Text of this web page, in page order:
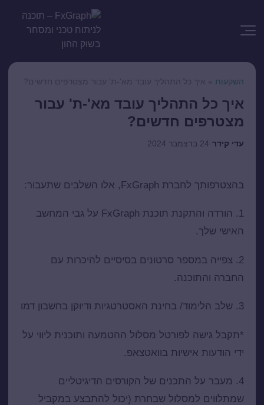
השקעות » איך כל התהליך עובד מא'-ת' עבור מצטרפים חדשים?
איך כל התהליך עובד מא'-ת' עבור
מצטרפים חדשים?
עדי קידר 24 בדצמבר 2024
בהצטרפותך לחברת FxGraph, אלו השלבים שתעבור:
1. הורדה והתקנת תוכנת FxGraph על גבי המחשב
האישי שלך.
2. צפייה במספר סרטונים בסיסיים להיכרות עם
החברה והתוכנה.
3. שלב הלימוד/ בחינת האסטרטגיות ודיוקן בחשבון דמו
*תקבל גישה לפורטל מסלול ההטמעה ותוכנית ליווי על
ידי הודעות אישיות בוואטצאפ.
4. מעבר על התכנים של הקורסים הדיגיטליים
שמתלווים למסלול שבחרת (יכול להתבצע במקביל